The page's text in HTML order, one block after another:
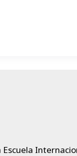
Escuela